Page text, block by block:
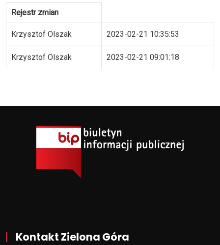
Rejestr zmian
Krzysztof Olszak 2023-02-21 10:35:53
Krzysztof Olszak 2023-02-21 09:01:18
Kontakt Zielona Góra